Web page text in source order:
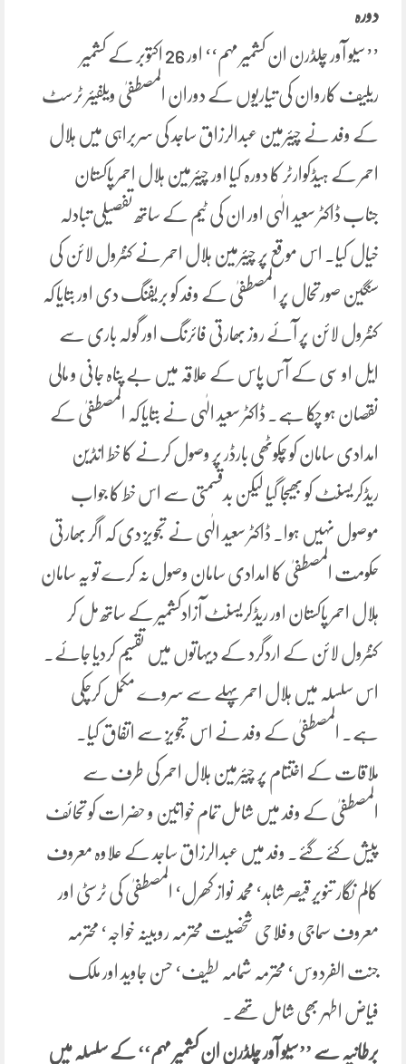
دورہ
’’سیو آور چلڈرن ان کشمیر مہم‘‘ اور 26 اکتوبر کے کشمیر
ریلیف کاروان کی تیاریوں کے دوران المصطفیٰ ویلفیئر ٹرسٹ
کے وفد نے چیئرمین عبدالرزاق ساجد کی سربراہی میں ہلال
احمر کے ہیڈکوارٹر کا دورہ کیا اور چیئرمین ہلال احمر پاکستان
جناب ڈاکٹر سعید الٰہی اور ان کی ٹیم کے ساتھ تفصیلی تبادلہ
خیال کیا۔ اس موقع پر چیئرمین ہلال احمر نے کنٹرول لائن کی
سنگین صورتحال پر المصطفیٰ کے وفد کو بریفنگ دی اور بتایا کہ
کنٹرول لائن پر آئے روز بھارتی فائرنگ اور گولہ باری سے
ایل او سی کے آس پاس کے علاقہ میں بے پناہ جانی و مالی
نقصان ہو چکا ہے۔ ڈاکٹر سعید الٰہی نے بتایا کہ المصطفیٰ کے
امدادی سامان کو چکوٹھی بارڈر پر وصول کرنے کا خط انڈین
ریڈکریسنٹ کو بھیجا گیا لیکن بدقسمتی سے اس خط کا جواب
موصول نہیں ہوا۔ ڈاکٹر سعید الٰہی نے تجویز دی کہ اگر بھارتی
حکومت المصطفیٰ کا امدادی سامان وصول نہ کرے تو یہ سامان
ہلال احمر پاکستان اور ریڈکریسنٹ آزادکشمیر کے ساتھ مل کر
کنٹرول لائن کے اردگرد کے دیہاتوں میں تقسیم کردیا جائے۔
اس سلسلہ میں ہلال احمر پہلے سے سروے مکمل کرچکی
ہے۔ المصطفیٰ کے وفد نے اس تجویز سے اتفاق کیا۔
ملاقات کے اختتام پر چیئرمین ہلال احمر کی طرف سے
المصطفیٰ کے وفد میں شامل تمام خواتین و حضرات کو تحائف
پیش کئے گئے۔ وفد میں عبدالرزاق ساجد کے علاوہ معروف
کالم نگار تنویر قیصر شاہد‘ محمد نواز کھرل‘ المصطفیٰ کی ٹرسٹی اور
معروف سماجی و فلاحی شخصیت محترمہ روبینہ خواجہ‘ محترمہ
جنت الفردوس‘ محترمہ شمامہ لطیف‘ حسن جاوید اور ملک
فیاض اطہر بھی شامل تھے۔
برطانیہ سے ’’سیو آور چلڈرن ان کشمیر مہم‘‘ کے سلسلہ میں